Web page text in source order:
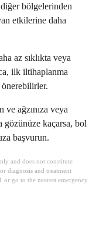
bölgelerinden
etkilerine daha
az sıklıkta veya
ilk iltihaplanma
ve ağzınıza veya
gözünüze kaçarsa, bol
başvurun.
and does not constitute
diagnosis and treatment
go to the nearest emergency